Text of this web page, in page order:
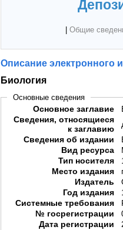
Общие
Описание электронного
Биология
Основные сведения
Основное заглавие
Сведения, относящиеся
к заглавию
Сведения об издании
Вид ресурса
Тип носителя
Место издания
Издатель
Год издания
Системные требования
№ госрегистрации
Дата регистрации